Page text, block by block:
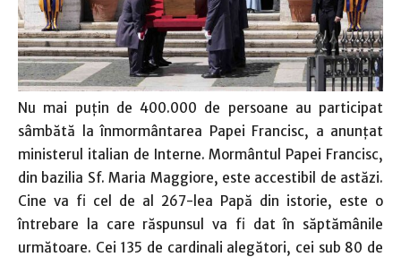
Nu mai puţin de 400.000 de persoane au participat
sâmbătă la înmormântarea Papei Francisc, a anunţat
ministerul italian de Interne. Mormântul Papei Francisc,
din bazilia Sf. Maria Maggiore, este accestibil de astăzi.
Cine va fi cel de al 267-lea Papă din istorie, este o
întrebare la care răspunsul va fi dat în săptămânile
următoare. Cei 135 de cardinali alegători, cei sub 80 de